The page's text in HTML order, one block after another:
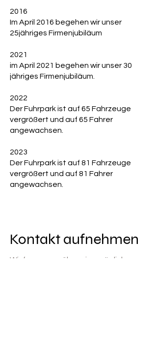
2016
Im April 2016 begehen wir unser
25jähriges Firmenjubiläum
2021
im April 2021 begehen wir unser 30
jähriges Firmenjubiläum.
2022
Der Fuhrpark ist auf 65 Fahrzeuge
vergrößert und auf 65 Fahrer
angewachsen.
2023
Der Fuhrpark ist auf 81 Fahrzeuge
vergrößert und auf 81 Fahrer
angewachsen.
Kontakt aufnehmen
Wir freuen uns über eine mögliche